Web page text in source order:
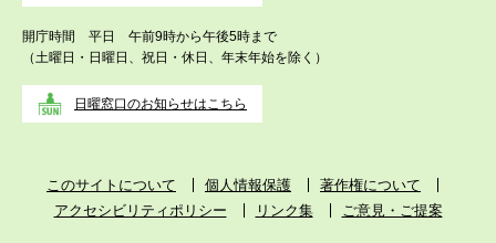
開庁時間 平日 午前9時から午後5時まで
（土曜日・日曜日、祝日・休日、年末年始を除く）
日曜窓口のお知らせはこちら
このサイトについて 個人情報保護
著作権について
アクセシビリティポリシー
リンク集 ご意見・ご提案